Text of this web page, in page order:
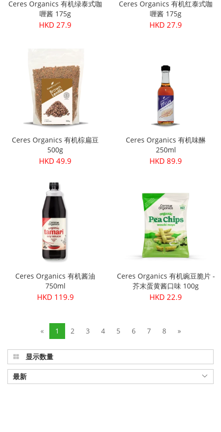
Ceres Organics 有机绿泰式咖
喱酱 175g
HKD 27.9
Ceres Organics 有机红泰式咖
喱酱 175g
HKD 27.9
Ceres Organics 有机棕扁豆
500g
HKD 49.9
Ceres Organics 有机味醂
250ml
HKD 89.9
Ceres Organics 有机酱油
750ml
HKD 119.9
Ceres Organics 有机豌豆脆片 -
芥末蛋黄酱口味 100g
HKD 22.9
« 1 2 3 4 5 6 7 8 »
显示数量
最新